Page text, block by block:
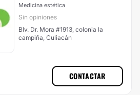
Medicina estética
Sin opiniones
Blv. Dr. Mora #1913, colonia la
campiña, Culiacán
CONTACTAR